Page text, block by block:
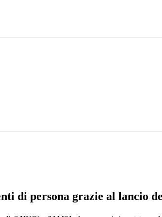
di persona grazie al lancio